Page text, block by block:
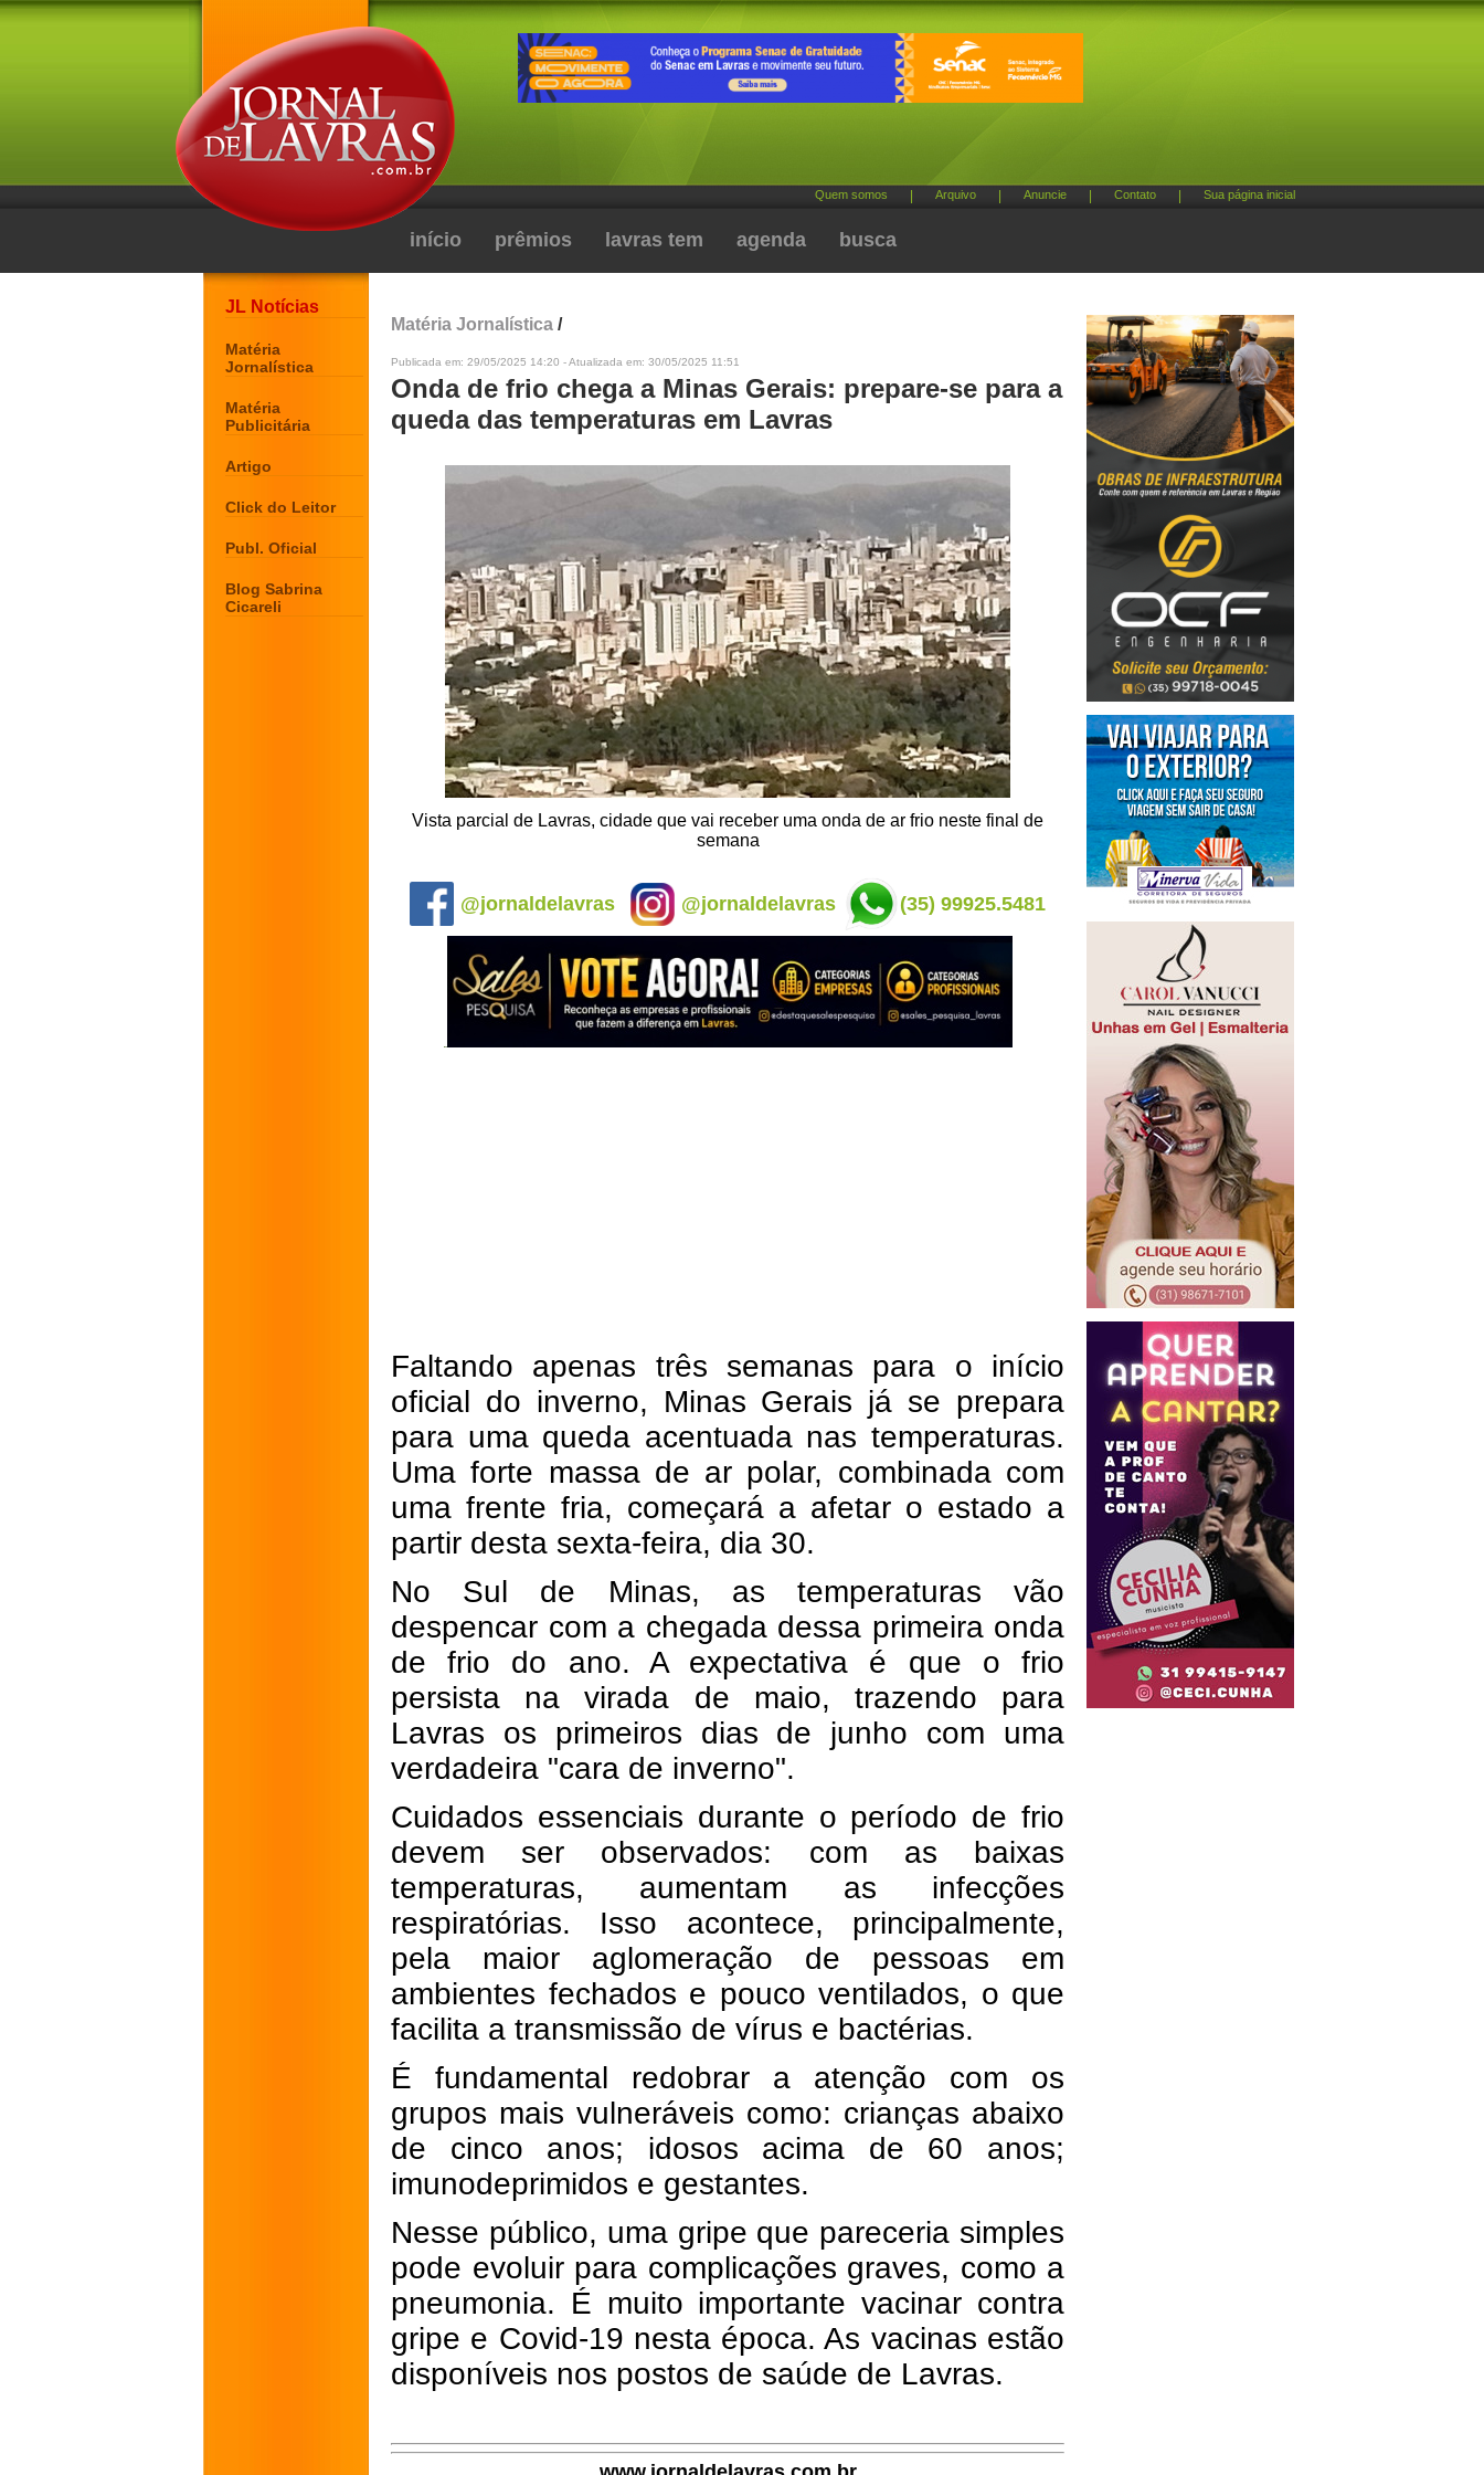
Quem somos Arquivo Anuncie Contato Sua página inicial
início prêmios lavras tem agenda busca
JL Notícias
Matéria
Jornalística
Matéria
Publicitária
Artigo
Click do Leitor
Publ. Oficial
Blog Sabrina
Cicareli
Matéria Jornalística /
Publicada em: 29/05/2025 14:20 - Atualizada em: 30/05/2025 11:51
Onda de frio chega a Minas Gerais: prepare-se para a
queda das temperaturas em Lavras
Vista parcial de Lavras, cidade que vai receber uma onda de ar frio neste final de
semana
@jornaldelavras @jornaldelavras (35) 99925.5481
Faltando apenas três semanas para o início
oficial do inverno, Minas Gerais já se prepara
para uma queda acentuada nas temperaturas.
Uma forte massa de ar polar, combinada com
uma frente fria, começará a afetar o estado a
partir desta sexta-feira, dia 30.
No Sul de Minas, as temperaturas vão
despencar com a chegada dessa primeira onda
de frio do ano. A expectativa é que o frio
persista na virada de maio, trazendo para
Lavras os primeiros dias de junho com uma
verdadeira "cara de inverno".
Cuidados essenciais durante o período de frio
devem ser observados: com as baixas
temperaturas, aumentam as infecções
respiratórias. Isso acontece, principalmente,
pela maior aglomeração de pessoas em
ambientes fechados e pouco ventilados, o que
facilita a transmissão de vírus e bactérias.
É fundamental redobrar a atenção com os
grupos mais vulneráveis como: crianças abaixo
de cinco anos; idosos acima de 60 anos;
imunodeprimidos e gestantes.
Nesse público, uma gripe que pareceria simples
pode evoluir para complicações graves, como a
pneumonia. É muito importante vacinar contra
gripe e Covid-19 nesta época. As vacinas estão
disponíveis nos postos de saúde de Lavras.